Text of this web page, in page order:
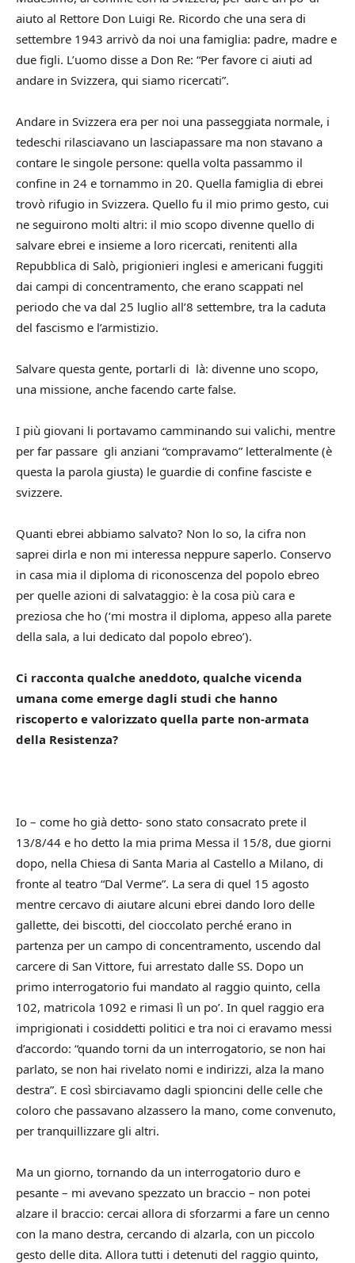
aiuto al Rettore Don Luigi Re. Ricordo che una sera di
settembre 1943 arrivò da noi una famiglia: padre, madre e
due figli. L’uomo disse a Don Re: “Per favore ci aiuti ad
andare in Svizzera, qui siamo ricercati”.
Andare in Svizzera era per noi una passeggiata normale, i
tedeschi rilasciavano un lasciapassare ma non stavano a
contare le singole persone: quella volta passammo il
confine in 24 e tornammo in 20. Quella famiglia di ebrei
trovò rifugio in Svizzera. Quello fu il mio primo gesto, cui
ne seguirono molti altri: il mio scopo divenne quello di
salvare ebrei e insieme a loro ricercati, renitenti alla
Repubblica di Salò, prigionieri inglesi e americani fuggiti
dai campi di concentramento, che erano scappati nel
periodo che va dal 25 luglio all’8 settembre, tra la caduta
del fascismo e l’armistizio.
Salvare questa gente, portarli di là: divenne uno scopo,
una missione, anche facendo carte false.
I più giovani li portavamo camminando sui valichi, mentre
per far passare gli anziani “compravamo” letteralmente (è
questa la parola giusta) le guardie di confine fasciste e
svizzere.
Quanti ebrei abbiamo salvato? Non lo so, la cifra non
saprei dirla e non mi interessa neppure saperlo. Conservo
in casa mia il diploma di riconoscenza del popolo ebreo
per quelle azioni di salvataggio: è la cosa più cara e
preziosa che ho (‘mi mostra il diploma, appeso alla parete
della sala, a lui dedicato dal popolo ebreo’).
Ci racconta qualche aneddoto, qualche vicenda
umana come emerge dagli studi che hanno
riscoperto e valorizzato quella parte non-armata
della Resistenza?
Io – come ho già detto- sono stato consacrato prete il
13/8/44 e ho detto la mia prima Messa il 15/8, due giorni
dopo, nella Chiesa di Santa Maria al Castello a Milano, di
fronte al teatro “Dal Verme”. La sera di quel 15 agosto
mentre cercavo di aiutare alcuni ebrei dando loro delle
gallette, dei biscotti, del cioccolato perché erano in
partenza per un campo di concentramento, uscendo dal
carcere di San Vittore, fui arrestato dalle SS. Dopo un
primo interrogatorio fui mandato al raggio quinto, cella
102, matricola 1092 e rimasi lì un po’. In quel raggio era
imprigionati i cosiddetti politici e tra noi ci eravamo messi
d’accordo: “quando torni da un interrogatorio, se non hai
parlato, se non hai rivelato nomi e indirizzi, alza la mano
destra”. E così sbirciavamo dagli spioncini delle celle che
coloro che passavano alzassero la mano, come convenuto,
per tranquillizzare gli altri.
Ma un giorno, tornando da un interrogatorio duro e
pesante – mi avevano spezzato un braccio – non potei
alzare il braccio: cercai allora di sforzarmi a fare un cenno
con la mano destra, cercando di alzarla, con un piccolo
gesto delle dita. Allora tutti i detenuti del raggio quinto,